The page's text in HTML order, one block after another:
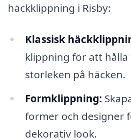
häckklippning i Risby:
Klassisk
klippning för att
storleken på häcken.
Formklippning:
former och designer
dekorativ look.